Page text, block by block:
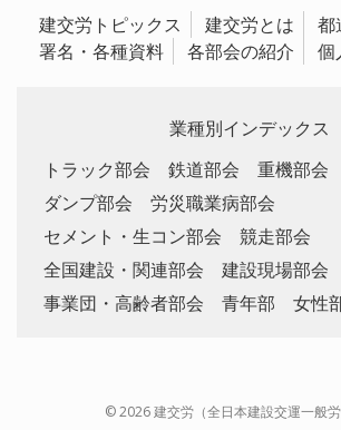
建交労トピックス 建交労とは
都
署名・各種資料
各部会の紹介 個
業種別インデックス
トラック部会
鉄道部会 重機部会
ダンプ部会
労災職業病部会
セメント・生コン部会
競走部会
全国建設・関連部会
建設現場部会
事業団・高齢者部会
青年部 女性
© 2026 建交労（全日本建設交運一般労